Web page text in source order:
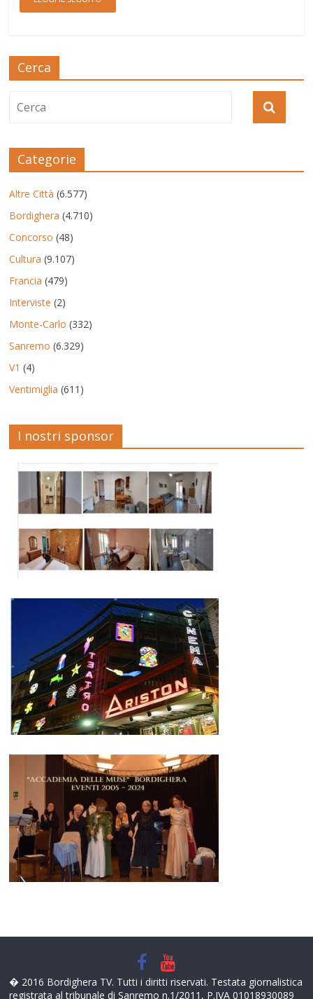
Cerca
Categorie
Altre Città (6.577)
Bordighera (4.710)
Concorso (48)
Cultura (9.107)
Francia (479)
Interviste (2)
Monte-Carlo (332)
Sanremo (6.329)
V1 (4)
Ventimiglia (611)
I nostri sponsor
� 2016 Bordighera TV. Tutti i diritti riservati. Testata giornalistica
registrata al tribunale di Sanremo n.1/2011, P.IVA 01018930089